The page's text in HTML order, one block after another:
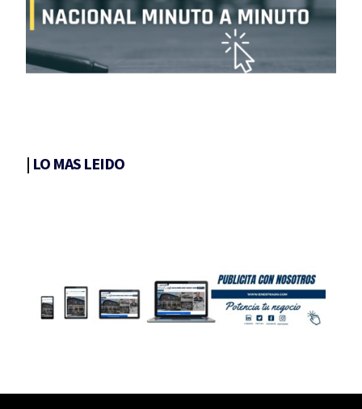
| LO MAS LEIDO